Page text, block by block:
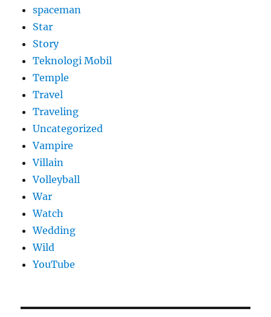
spaceman
Star
Story
Teknologi Mobil
Temple
Travel
Traveling
Uncategorized
Vampire
Villain
Volleyball
War
Watch
Wedding
Wild
YouTube